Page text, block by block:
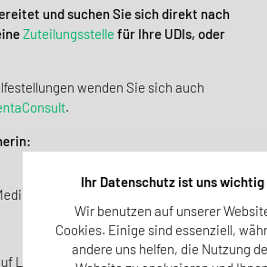
und suchen Sie sich direkt nach
Zuteilungsstelle für Ihre UDIs, oder
wenden Sie sich auch
.
Devices
LinkedIn
Ihr Datenschutz ist uns wichtig
Wir benutzen auf unserer
Cookies. Einige sind essenziell,
andere uns helfen, die Nutzung